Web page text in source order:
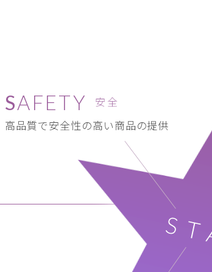
SAFETY
安全
高品質で安全性の高い商品の提供